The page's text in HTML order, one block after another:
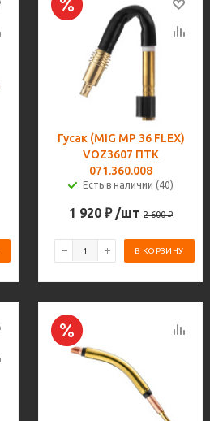
Гусак (MIG MP 36 FLEX)
VOZ3607 ПТК
071.360.008
Есть в наличии (40)
1 920 ₽ /шт 2 600₽
В КОРЗИНУ